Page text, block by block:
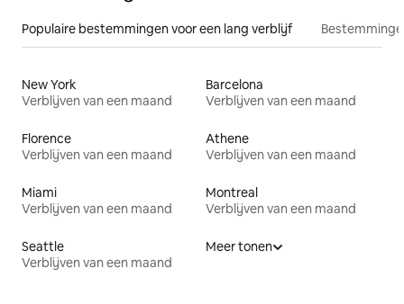
Populaire bestemmingen voor een lang verblijf
New York
Verblijven van een maand
Barcelona
Verblijven van een maand
Florence
Verblijven van een maand
Athene
Verblijven van een maand
Miami
Verblijven van een maand
Montreal
Verblijven van een maand
Seattle
Verblijven van een maand
Meer tonen